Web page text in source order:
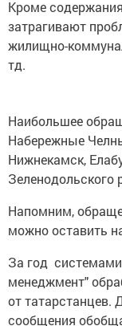
Кроме
затрагивают
жилищно-
тд.
Наибольшее
Набережные
Нижнекамск,
Зеленодольского
Напомним,
можно оставить
За год
менеджмент"
от татарстанцев.
сообщения